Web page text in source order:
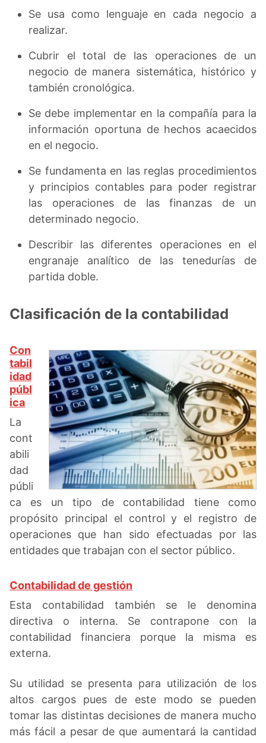
Se usa como lenguaje en cada negocio a
realizar.
Cubrir el total de las operaciones de un
negocio de manera sistemática, histórico y
también cronológica.
Se debe implementar en la compañía para la
información oportuna de hechos acaecidos
en el negocio.
Se fundamenta en las reglas procedimientos
y principios contables para poder registrar
las operaciones de las finanzas de un
determinado negocio.
Describir las diferentes operaciones en el
engranaje analítico de las tenedurías de
partida doble.
Clasificación de la contabilidad
Con
tabil
idad
públ
ica
La
cont
abili
dad
públi
ca es un tipo de contabilidad tiene como
propósito principal el control y el registro de
operaciones que han sido efectuadas por las
entidades que trabajan con el sector público.
Contabilidad de gestión
Esta contabilidad también se le denomina
directiva o interna. Se contrapone con la
contabilidad financiera porque la misma es
externa.
Su utilidad se presenta para utilización de los
altos cargos pues de este modo se pueden
tomar las distintas decisiones de manera mucho
más fácil a pesar de que aumentará la cantidad